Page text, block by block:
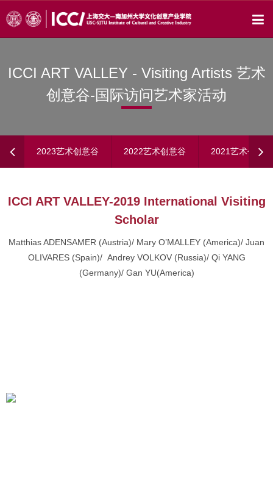
ICCI ART VALLEY - Visiting Artists 艺术
创意谷-国际访问艺术家活动
2023艺术创意谷 2022艺术创意谷 2021艺术创意谷
ICCI ART VALLEY-2019 International Visiting
Scholar
Matthias ADENSAMER (Austria)/ Mary O’MALLEY (America)/ Juan
OLIVARES (Spain)/ Andrey VOLKOV (Russia)/ Qi YANG
(Germany)/ Gan YU(America)